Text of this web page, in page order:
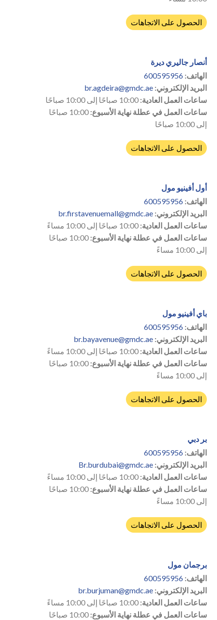
الحصول على الاتجاهات
أنصار جاليري ديرة
الهاتف: 600595956
البريد الإلكتروني: br.agdeira@gmdc.ae
ساعات العمل العادية:
ساعات العمل في عطلة نهاية الأسبوع:
10:00 صباحًا
إلى 10:00 صباحًا
الحصول على الاتجاهات
أول أفينيو مول
الهاتف: 600595956
البريد الإلكتروني: br.firstavenuemall@gmdc.ae
ساعات العمل العادية:
ساعات العمل في عطلة نهاية الأسبوع:
10:00 صباحًا
إلى 10:00 مساءً
الحصول على الاتجاهات
باي أفينيو مول
الهاتف: 600595956
البريد الإلكتروني: br.bayavenue@gmdc.ae
ساعات العمل العادية:
ساعات العمل في عطلة نهاية الأسبوع:
10:00 صباحًا
إلى 10:00 مساءً
الحصول على الاتجاهات
بر دبي
الهاتف: 600595956
البريد الإلكتروني: Br.burdubai@gmdc.ae
ساعات العمل العادية:
ساعات العمل في عطلة نهاية الأسبوع:
10:00 صباحًا
إلى 10:00 مساءً
الحصول على الاتجاهات
برجمان مول
الهاتف: 600595956
البريد الإلكتروني: br.burjuman@gmdc.ae
ساعات العمل العادية:
ساعات العمل في عطلة نهاية الأسبوع:
10:00 صباحًا